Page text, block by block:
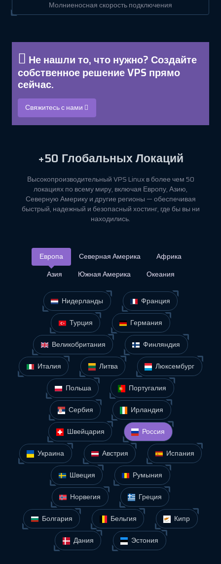
Молниеносная скорость подключения
Не нашли то, что нужно? Создайте
собственное решение VPS прямо
сейчас.
Свяжитесь с нами
+50 Глобальных Локаций
Высокопроизводительный VPS Linux в более чем 50
локациях по всему миру, включая Европу, Азию,
Северную Америку и другие регионы — обеспечивая
быстрый, надежный и безопасный хостинг, где бы вы ни
находились.
Европа Северная Америка
Африка
Азия
Южная Америка Океания
Нидерланды
Франция
Турция
Германия
Великобритания
Финляндия
Италия
Литва
Люксембург
Польша
Португалия
Сербия
Ирландия
Швейцария
Россия
Украина
Австрия
Испания
Швеция
Румыния
Норвегия
Греция
Болгария
Бельгия
Кипр
Дания
Эстония